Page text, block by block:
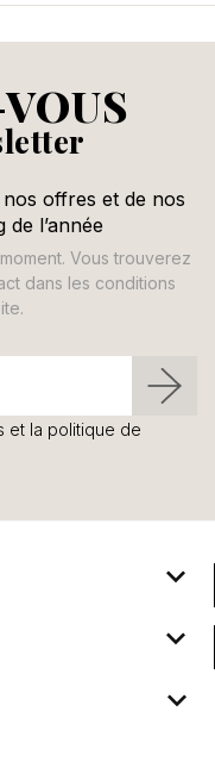
offres et de nos
l’année
Vous trouverez
dans les conditions
et la politique de
keyboard_arrow_down
keyboard_arrow_down
keyboard_arrow_down